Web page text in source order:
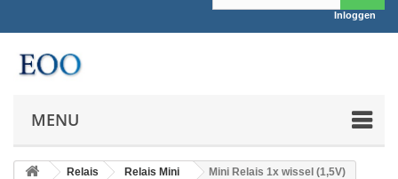
Inloggen
MENU
Relais Relais Mini Mini Relais 1x wissel (1,5V)